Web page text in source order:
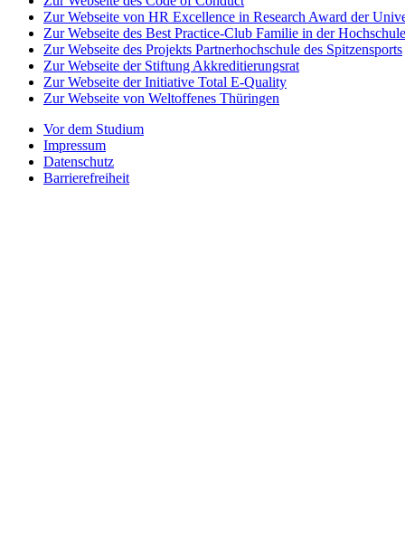
Zur Webseite von HR Excellence in Research Award der
Zur Webseite des Best Practice-Club Familie in der Hochschule
Zur Webseite des Projekts Partnerhochschule des Spitzensports
Zur Webseite der Stiftung Akkreditierungsrat
Zur Webseite der Initiative Total E-Quality
Zur Webseite von Weltoffenes Thüringen
Vor dem Studium
Impressum
Datenschutz
Barrierefreiheit